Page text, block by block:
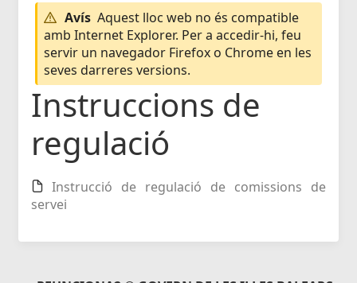
Avís Aquest lloc web no és compatible
amb Internet Explorer. Per a accedir-hi, feu
servir un navegador Firefox o Chrome en les
seves darreres versions.
Instruccions de
regulació
Instrucció de regulació de comissions de
servei